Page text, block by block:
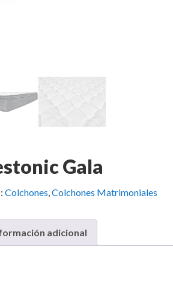
Gala
Colchones,Colchones Matrimoniales
adicional